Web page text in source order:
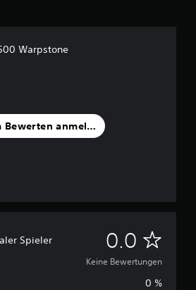
Warpstone
Bewerten anmelden
Spieler 0.0 K
e
Keine Bewertungen
0 %